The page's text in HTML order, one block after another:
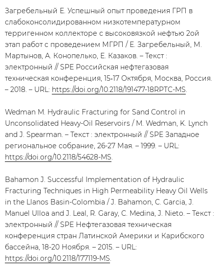
Загребельный Е. Успешный опыт проведения ГРП в
слабоконсолидированном низкотемпературном
терригенном коллекторе с высоковязкой нефтью 2ой
этап работ с проведением МГРП / Е. Загребельный, М.
Мартынов, А. Конопелько, Е. Казаков. – Текст :
электронный // SPE Российская нефтегазовая
техническая конференция, 15‑17 Октября, Москва, Россия.
– 2018. – URL: https://doi.org/10.2118/191477-18RPTC-MS.
Wedman M. Hydraulic Fracturing for Sand Control in
Unconsolidated Heavy-Oil Reservoirs / M. Wedman, K. Lynch
and J. Spearman. – Текст : электронный // SPE Западное
региональное собрание, 26-27 Мая. – 1999. – URL:
https://doi.org/10.2118/54628-MS.
Bahamon J. Successful Implementation of Hydraulic
Fracturing Techniques in High Permeability Heavy Oil Wells
in the Llanos Basin-Colombia / J. Bahamon, C. Garcia, J.
Manuel Ulloa and J. Leal, R. Garay, C. Medina, J. Nieto. – Текст :
электронный // SPE Нефтегазовая техническая
конференция стран Латинской Америки и Карибского
бассейна, 18-20 Ноября. – 2015. – URL:
https://doi.org/10.2118/177119-MS.